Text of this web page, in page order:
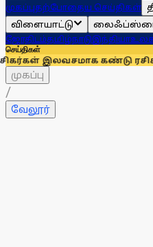
முகப்புதற்போதைய செய்திகள்
விளையாட்டு
ஜோதிடம்தமிழ்நாடுஇந்தியா
செய்திகள்
கண்டு ரசிக்கலாம்!
முகப்பு
/
வேலூர்